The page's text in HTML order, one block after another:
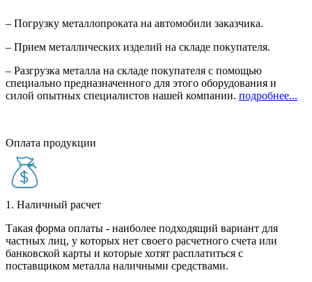
– Погрузку металлопроката на автомобили заказчика.
– Прием металлических изделий на складе покупателя.
– Разгрузка металла на складе покупателя с помощью
специально предназначенного для этого оборудования и
силой опытных специалистов нашей компании. подробнее...
Оплата продукции
1. Наличный расчет
Такая форма оплаты - наиболее подходящий вариант для
частных лиц, у которых нет своего расчетного счета или
банковской карты и которые хотят расплатиться с
поставщиком металла наличными средствами.